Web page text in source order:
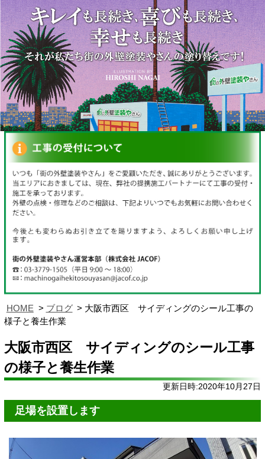
HOME ブログ
大阪市西区 サイディングのシール工事の
様子と養生作業
大阪市西区 サイディングのシール工事
の様子と養生作業
更新日時:2020年10月27日
足場を設置します